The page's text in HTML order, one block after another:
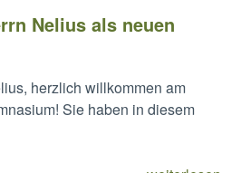
Nelius als neuen
herzlich willkommen am
Sie haben in diesem